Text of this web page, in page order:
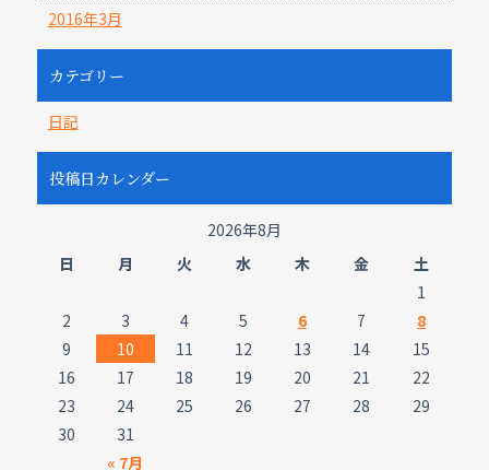
2016年3月
カテゴリー
日記
投稿日カレンダー
2026年8月
日
月 火 水 木 金 土
« 7月
1
2
3 4 5 6 7
8
9
10 11 12 13 14
15
16
17 18 19 20 21
22
23
24 25 26 27 28
29
30
31